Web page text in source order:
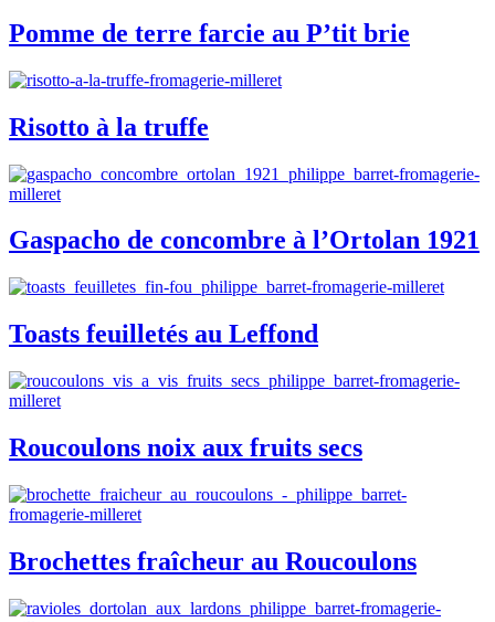
Pomme de terre farcie au P’tit brie
Risotto à la truffe
Gaspacho de concombre à l’Ortolan 1921
Toasts feuilletés au Leffond
Roucoulons noix aux fruits secs
Brochettes fraîcheur au Roucoulons